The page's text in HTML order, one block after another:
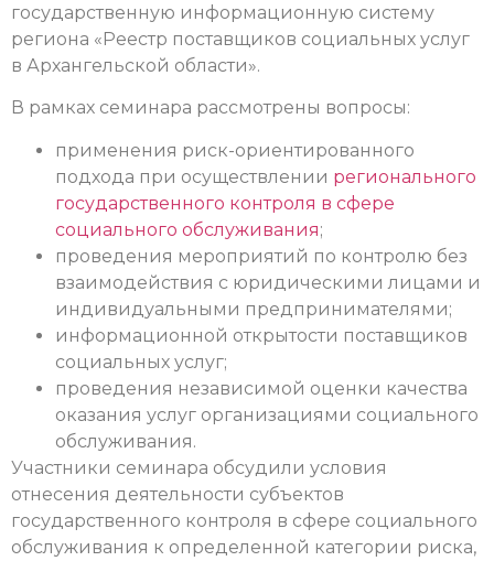
государственную информационную систему
региона «Реестр поставщиков социальных услуг
в Архангельской области».
В рамках семинара рассмотрены вопросы:
применения риск-ориентированного
подхода при осуществлении регионального
государственного контроля в сфере
социального обслуживания;
проведения мероприятий по контролю без
взаимодействия с юридическими лицами и
индивидуальными предпринимателями;
информационной открытости поставщиков
социальных услуг;
проведения независимой оценки качества
оказания услуг организациями социального
обслуживания.
Участники семинара обсудили условия
отнесения деятельности субъектов
государственного контроля в сфере социального
обслуживания к определенной категории риска,